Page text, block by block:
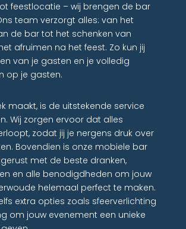
feestlocatie – wij brengen de bar
team verzorgt alles: van het
de bar tot het schenken van
afruimen na het feest. Zo kun jij
van je gasten en je volledig
op je gasten.
maakt, is de uitstekende service
Wij zorgen ervoor dat alles
zodat jij je nergens druk over
Bovendien is onze mobiele bar
met de beste dranken,
en alle benodigdheden om jouw
helemaal perfect te maken.
extra opties zoals sfeerverlichting
om jouw evenement een unieke